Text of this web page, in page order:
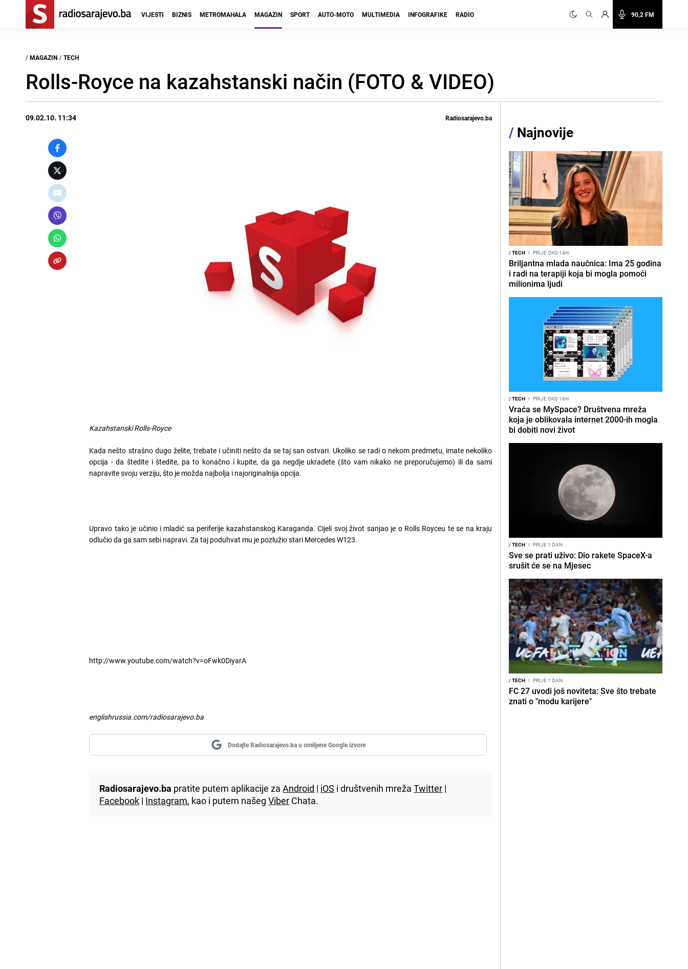
90,2 FM
VIJESTI BIZNIS METROMAHALA MAGAZIN SPORT AUTO-MOTO MULTIMEDIA INFOGRAFIKE RADIO
/ MAGAZIN / TECH
Rolls-Royce na kazahstanski način (FOTO & VIDEO)
09.02.10. 11:34 Radiosarajevo.ba
Kazahstanski Rolls-Royce
Kada nešto strašno dugo želite, trebate i učiniti nešto da se taj san ostvari. Ukoliko se radi o nekom predmetu, imate nekoliko
opcija - da štedite i štedite, pa to konačno i kupite, da ga negdje ukradete (što vam nikako ne preporučujemo) ili da sami
napravite svoju verziju, što je možda najbolja i najoriginalnija opcija.
Upravo tako je učinio i mladić sa periferije kazahstanskog Karaganda. Cijeli svoj život sanjao je o Rolls Royceu te se na kraju
odlučio da ga sam sebi napravi. Za taj poduhvat mu je pozlužio stari Mercedes W123.
http://www.youtube.com/watch?v=oFwk0DiyarA
englishrussia.com/radiosarajevo.ba
Dodajte Radiosarajevo.ba u omiljene Google izvore
Radiosarajevo.ba pratite putem aplikacije zaAndroid | iOS i društvenih mrežaTwitter |
Facebook | Instagram, kao i putem našegViber Chata.
/ Najnovije
/TECH I PRIJE OKO 14H
Briljantna mlada naučnica: Ima 25 godina
i radi na terapiji koja bi mogla pomoći
milionima ljudi
/TECH I PRIJE OKO 16H
Vraća se MySpace? Društvena mreža
koja je oblikovala internet 2000-ih mogla
bi dobiti novi život
/TECH I PRIJE 1 DAN
Sve se prati uživo: Dio rakete SpaceX-a
srušit će se na Mjesec
/TECH I PRIJE 1 DAN
FC 27 uvodi još noviteta: Sve što trebate
znati o "modu karijere"